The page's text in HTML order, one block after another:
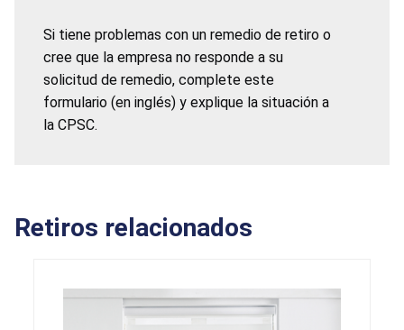
Si tiene problemas con un remedio de retiro o
cree que la empresa no responde a su
solicitud de remedio, complete este
formulario (en inglés) y explique la situación a
la CPSC.
Retiros relacionados